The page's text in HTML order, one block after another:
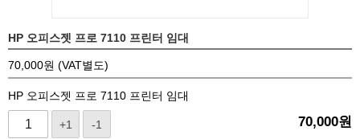
HP 오피스젯 프로 7110 프린터 임대
70,000원 (VAT별도)
HP 오피스젯 프로 7110 프린터 임대
+1 -1 70,000원